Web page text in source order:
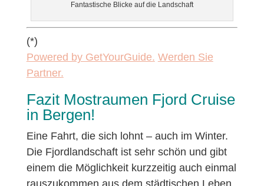
Fantastische Blicke auf die Landschaft
(*)
Powered by GetYourGuide. Werden Sie
Partner.
Fazit Mostraumen Fjord Cruise
in Bergen!
Eine Fahrt, die sich lohnt – auch im Winter.
Die Fjordlandschaft ist sehr schön und gibt
einem die Möglichkeit kurzzeitig auch einmal